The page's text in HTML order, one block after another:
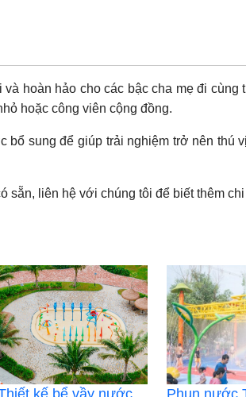
hoàn hảo cho các bậc cha mẹ đi cùng
hoặc công viên cộng đồng.
bổ sung để giúp trải nghiệm trở nên thú
sẵn, liên hệ với chúng tôi để biết thêm chi